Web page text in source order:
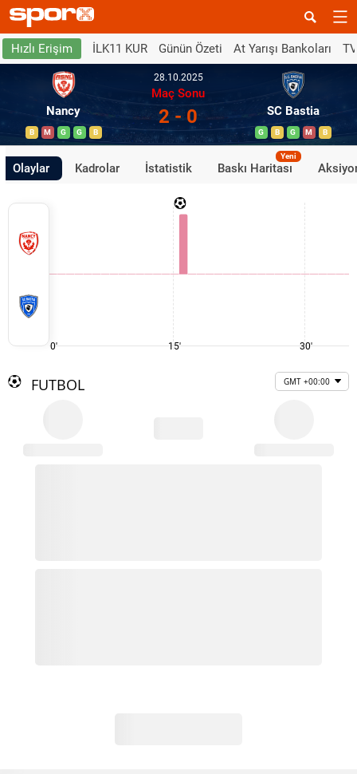
Hızlı Erişim İLK11 KUR Günün Özeti At Yarışı Bankoları
Nancy
B M G G B
28.10.2025
Maç Sonu
2 - 0 SC Bastia
G B G M B
Olaylar Kadrolar İstatistik Baskı Haritası
Yeni
0' 15' 30'
FUTBOL GMT +00:00